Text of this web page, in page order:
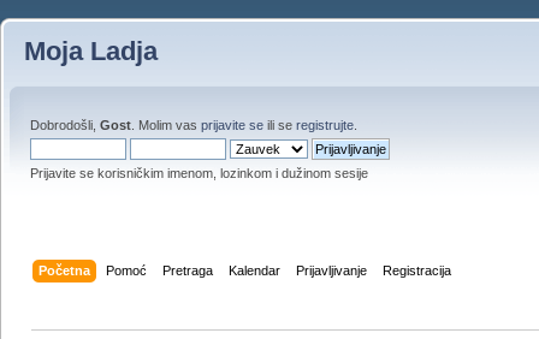
Moja Ladja
Dobrodošli, Gost . Molim vas prijavite se ili se registrujte
Prijavite se korisničkim imenom, lozinkom i dužinom sesije
Početna Pomoć Pretraga Kalendar Prijavljivanje Registracija